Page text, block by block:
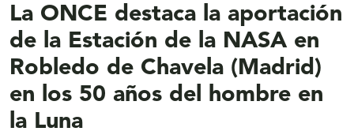
La ONCE destaca la aportación
de la Estación de la NASA en
Robledo de Chavela (Madrid)
en los 50 años del hombre en
la Luna